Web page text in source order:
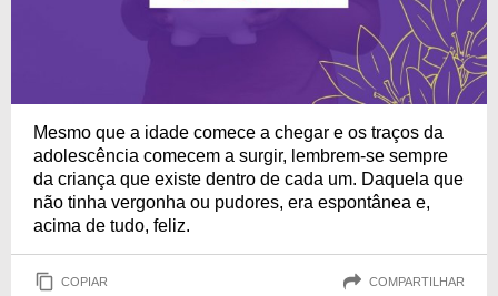
Mesmo que a idade comece a chegar e os traços da
adolescência comecem a surgir, lembrem-se sempre
da criança que existe dentro de cada um. Daquela que
não tinha vergonha ou pudores, era espontânea e,
acima de tudo, feliz.
COPIAR COMPARTILHAR